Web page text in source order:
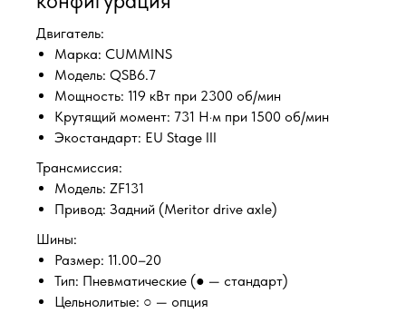
Двигатель:
Марка: CUMMINS
Модель: QSB6.7
Мощность: 119 кВт при 2300 об/мин
Крутящий момент: 731 Н·м при 1500 об/мин
Экостандарт: EU Stage III
Трансмиссия:
Модель: ZF131
Привод: Задний (Meritor drive axle)
Шины:
Размер: 11.00–20
Тип: Пневматические (● — стандарт)
Цельнолитые: ○ — опция